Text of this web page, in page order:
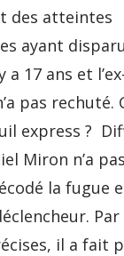
des atteintes
ayant
a 17 ans et
pas rechuté.
express ?
Miron n’a pas
la fugue
Par
il a fait